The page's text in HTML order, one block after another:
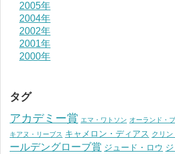
2005年
2004年
2002年
2001年
2000年
タグ
アカデミー賞 エマ・ワトソン オーランド・
キアヌ・リーブス キャメロン・ディアス クリ
ールデングローブ賞 ジュード・ロウ